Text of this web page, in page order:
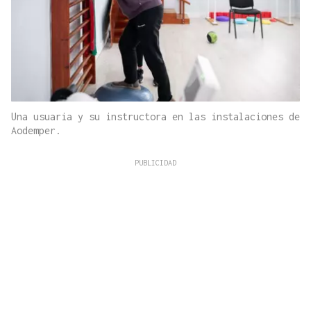
Una usuaria y su instructora en las instalaciones de
Aodemper.